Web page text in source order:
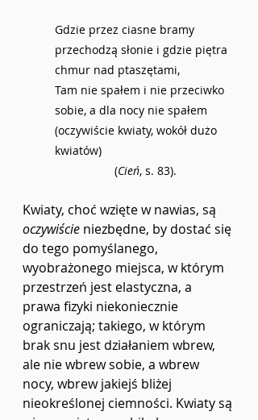
Gdzie przez ciasne bramy
przechodzą słonie i gdzie piętra
chmur nad ptaszętami,
Tam nie spałem i nie przeciwko
sobie, a dla nocy nie spałem
(oczywiście kwiaty, wokół dużo
kwiatów)
(Cień, s. 83).
Kwiaty, choć wzięte w nawias, są
oczywiście niezbędne, by dostać się
do tego pomyślanego,
wyobrażonego miejsca, w którym
przestrzeń jest elastyczna, a
prawa fizyki niekoniecznie
ograniczają; takiego, w którym
brak snu jest działaniem wbrew,
ale nie wbrew sobie, a wbrew
nocy, wbrew jakiejś bliżej
nieokreślonej ciemności. Kwiaty są